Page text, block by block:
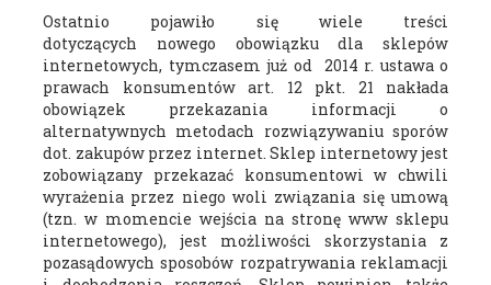
Ostatnio pojawiło się wiele treści
dotyczących nowego obowiązku dla sklepów
internetowych, tymczasem już od 2014 r. ustawa o
prawach konsumentów art. 12 pkt. 21 nakłada
obowiązek przekazania informacji o
alternatywnych metodach rozwiązywaniu sporów
dot. zakupów przez internet. Sklep internetowy jest
zobowiązany przekazać konsumentowi w chwili
wyrażenia przez niego woli związania się umową
(tzn. w momencie wejścia na stronę www sklepu
internetowego), jest możliwości skorzystania z
pozasądowych sposobów rozpatrywania reklamacji